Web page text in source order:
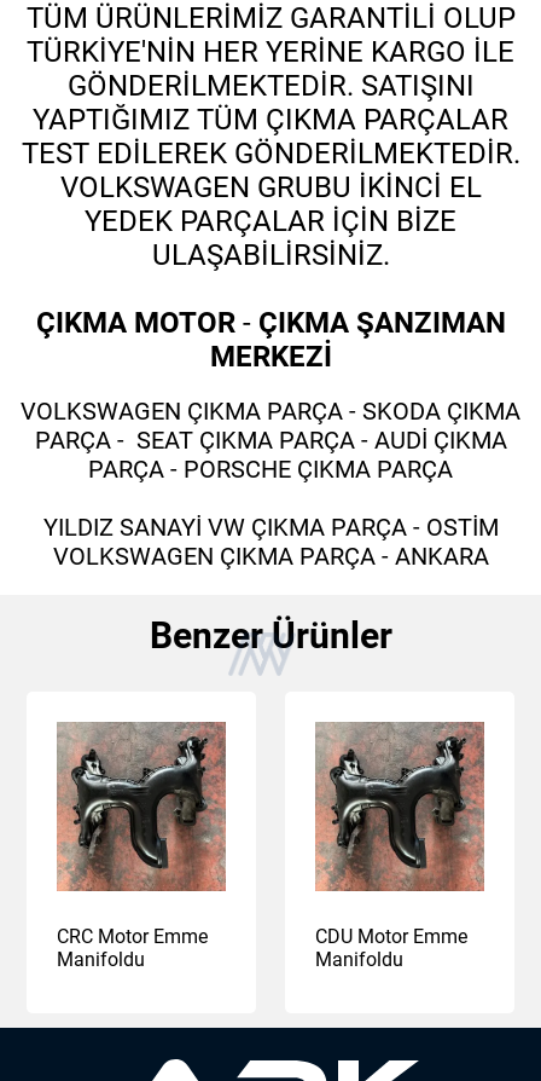
TÜM ÜRÜNLERİMİZ GARANTİLİ OLUP
TÜRKİYE'NİN HER YERİNE KARGO İLE
GÖNDERİLMEKTEDİR. SATIŞINI
YAPTIĞIMIZ TÜM ÇIKMA PARÇALAR
TEST EDİLEREK GÖNDERİLMEKTEDİR.
VOLKSWAGEN GRUBU İKİNCİ EL
YEDEK PARÇALAR İÇİN BİZE
ULAŞABİLİRSİNİZ.
ÇIKMA MOTOR- ÇIKMA ŞANZIMAN
MERKEZİ
VOLKSWAGEN ÇIKMA PARÇA - SKODA ÇIKMA
PARÇA - SEAT ÇIKMA PARÇA - AUDİ ÇIKMA
PARÇA - PORSCHE ÇIKMA PARÇA
YILDIZ SANAYİ VW ÇIKMA PARÇA - OSTİM
VOLKSWAGEN ÇIKMA PARÇA - ANKARA
Benzer Ürünler
CRC Motor Emme
Manifoldu
CDU Motor Emme
Manifoldu